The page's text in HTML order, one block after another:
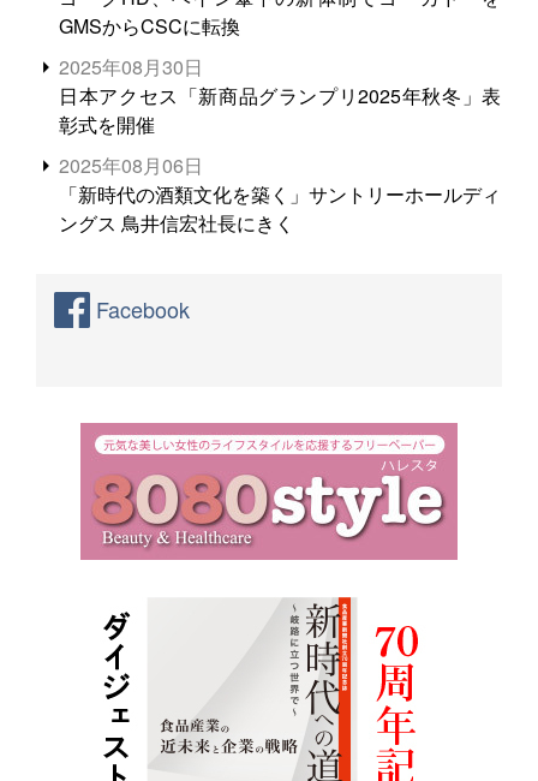
GMSからCSCに転換
2025年08月30日
日本アクセス「新商品グランプリ2025年秋冬」表
彰式を開催
2025年08月06日
「新時代の酒類文化を築く」サントリーホールディ
ングス 鳥井信宏社長にきく
Facebook